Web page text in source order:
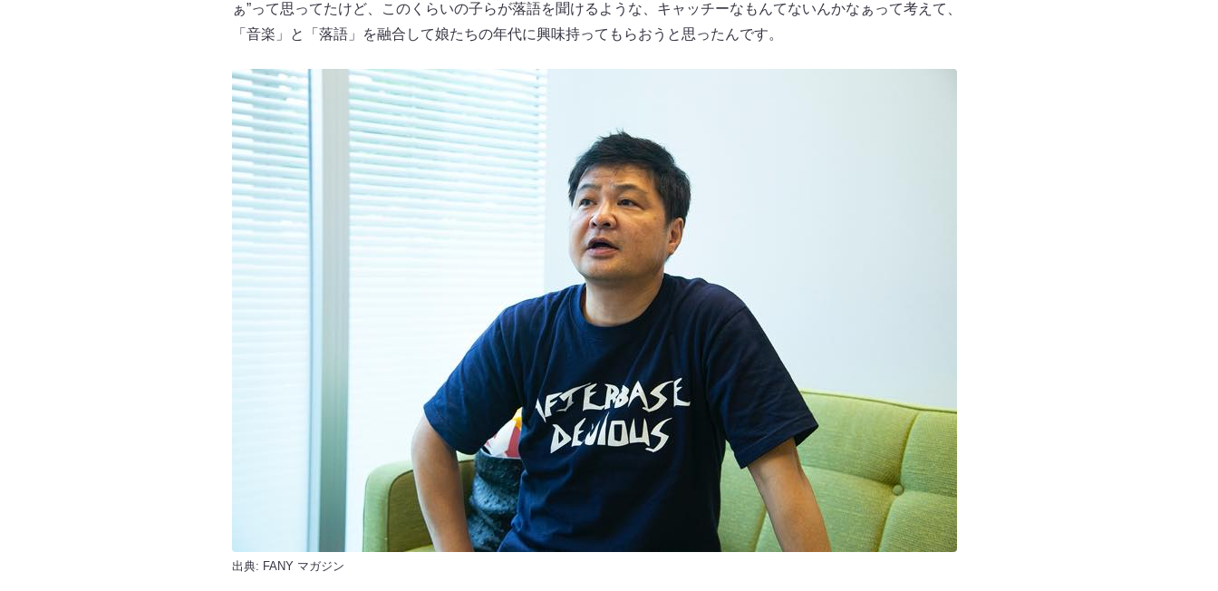
ぁ”って思ってたけど、このくらいの子らが落語を聞けるような、キャッチーなもんてないんかなぁって考えて、
「音楽」と「落語」を融合して娘たちの年代に興味持ってもらおうと思ったんです。
出典: FANY マガジン